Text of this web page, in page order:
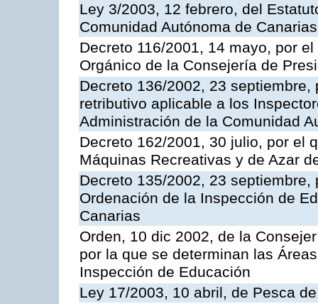
Ley 3/2003, 12 febrero, del
Comunidad Autónoma de Canarias
Decreto 116/2001, 14 mayo, por
Orgánico de la Consejería de
Decreto 136/2002, 23
retributivo aplicable a los
Administración de la Comunidad
Decreto 162/2001, 30 julio, por el
Máquinas Recreativas y de Azar
Decreto 135/2002, 23
Ordenación de la Inspección de
Canarias
Orden, 10 dic 2002, de la
por la que se determinan las
Inspección de Educación
Ley 17/2003, 10 abril, de Pesca